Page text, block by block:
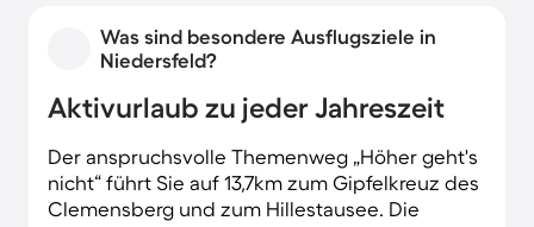
Was sind besondere Ausflugsziele in
Niedersfeld?
Aktivurlaub zu jeder Jahreszeit
Der anspruchsvolle Themenweg „Höher geht's
nicht“ führt Sie auf 13,7km zum Gipfelkreuz des
Clemensberg und zum Hillestausee. Die